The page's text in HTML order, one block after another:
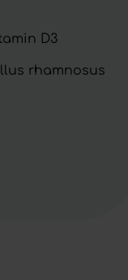
D3
rhamnosus